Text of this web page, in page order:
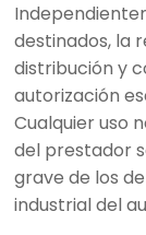
destinados, la
distribución y
autorización
Cualquier uso
del prestador
grave de los
industrial del